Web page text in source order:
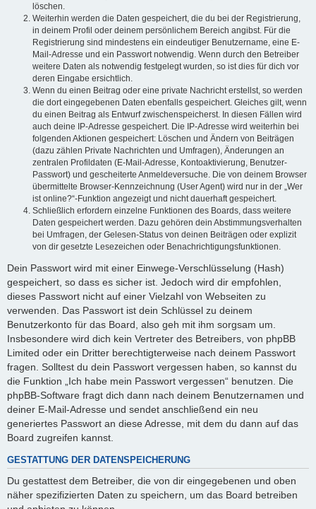
löschen.
Weiterhin werden die Daten gespeichert, die du bei der Registrierung,
in deinem Profil oder deinem persönlichem Bereich angibst. Für die
Registrierung sind mindestens ein eindeutiger Benutzername, eine E-
Mail-Adresse und ein Passwort notwendig. Wenn durch den Betreiber
weitere Daten als notwendig festgelegt wurden, so ist dies für dich vor
deren Eingabe ersichtlich.
Wenn du einen Beitrag oder eine private Nachricht erstellst, so werden
die dort eingegebenen Daten ebenfalls gespeichert. Gleiches gilt, wenn
du einen Beitrag als Entwurf zwischenspeicherst. In diesen Fällen wird
auch deine IP-Adresse gespeichert. Die IP-Adresse wird weiterhin bei
folgenden Aktionen gespeichert: Löschen und Ändern von Beiträgen
(dazu zählen Private Nachrichten und Umfragen), Änderungen an
zentralen Profildaten (E-Mail-Adresse, Kontoaktivierung, Benutzer-
Passwort) und gescheiterte Anmeldeversuche. Die von deinem Browser
übermittelte Browser-Kennzeichnung (User Agent) wird nur in der „Wer
ist online?“-Funktion angezeigt und nicht dauerhaft gespeichert.
Schließlich erfordern einzelne Funktionen des Boards, dass weitere
Daten gespeichert werden. Dazu gehören dein Abstimmungsverhalten
bei Umfragen, der Gelesen-Status von deinen Beiträgen oder explizit
von dir gesetzte Lesezeichen oder Benachrichtigungsfunktionen.
Dein Passwort wird mit einer Einwege-Verschlüsselung (Hash)
gespeichert, so dass es sicher ist. Jedoch wird dir empfohlen,
dieses Passwort nicht auf einer Vielzahl von Webseiten zu
verwenden. Das Passwort ist dein Schlüssel zu deinem
Benutzerkonto für das Board, also geh mit ihm sorgsam um.
Insbesondere wird dich kein Vertreter des Betreibers, von phpBB
Limited oder ein Dritter berechtigterweise nach deinem Passwort
fragen. Solltest du dein Passwort vergessen haben, so kannst du
die Funktion „Ich habe mein Passwort vergessen“ benutzen. Die
phpBB-Software fragt dich dann nach deinem Benutzernamen und
deiner E-Mail-Adresse und sendet anschließend ein neu
generiertes Passwort an diese Adresse, mit dem du dann auf das
Board zugreifen kannst.
GESTATTUNG DER DATENSPEICHERUNG
Du gestattest dem Betreiber, die von dir eingegebenen und oben
näher spezifizierten Daten zu speichern, um das Board betreiben